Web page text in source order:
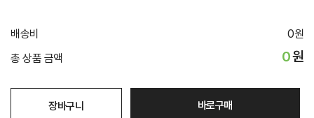
배송비 0원
총 상품 금액
0원
장바구니 바로구매